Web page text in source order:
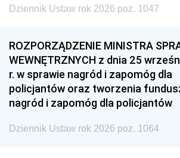
Dziennik Ustaw rok 2026 poz. 1047
ROZPORZĄDZENIE MINISTRA
WEWNĘTRZNYCH z dnia 25
r. w sprawie nagród i zapomóg dla
policjantów oraz tworzenia
nagród i zapomóg dla policjantów
Dziennik Ustaw rok 2026 poz. 1064